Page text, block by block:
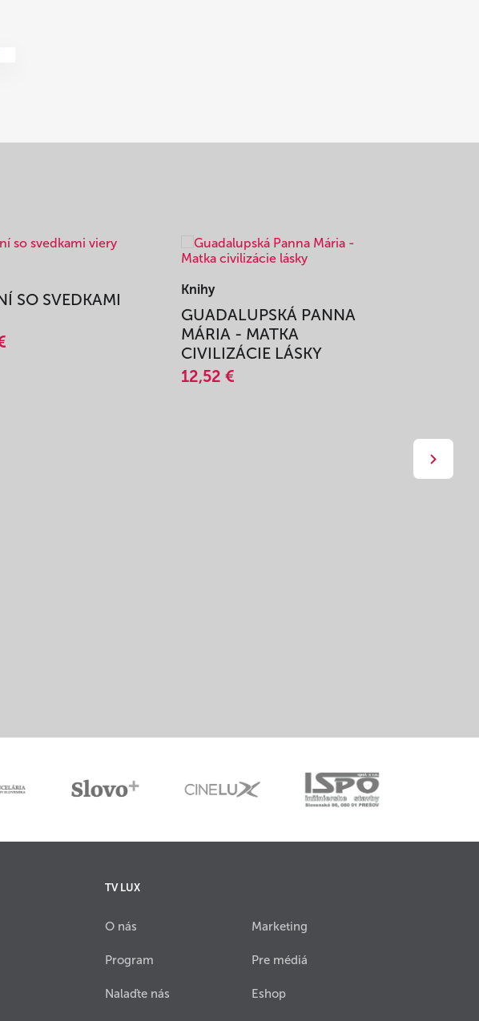
SO SVEDKAMI
Knihy
GUADALUPSKÁ PANNA
MÁRIA - MATKA
CIVILIZÁCIE LÁSKY
12,52 €
TV LUX
O nás
Program
Nalaďte nás
Marketing
Pre médiá
Eshop